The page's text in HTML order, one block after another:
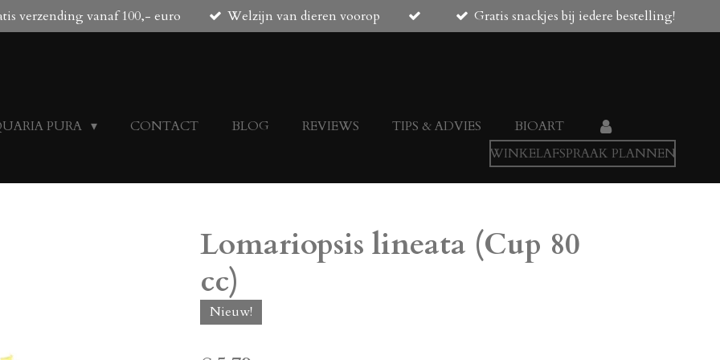
verzending vanaf 100,- euro Welzijn van dieren voorop Gratis snackjes bij iedere bestelling!
PURA CONTACT BLOG REVIEWS TIPS & ADVIES
BIOART
WINKELAFSPRAAK PLANNEN
Lomariopsis lineata (Cup 80
cc)
Nieuw!